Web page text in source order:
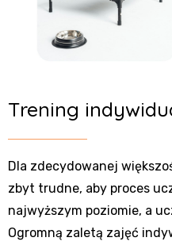
Trening
Dla zdecydowanej
zbyt trudne, aby proces
najwyższym poziomie, a
Ogromną zaletą zajęć